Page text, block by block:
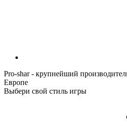
Pro-shar - крупнейший
Европе
Выбери свой стиль игры